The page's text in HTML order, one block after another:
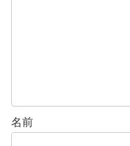
名前